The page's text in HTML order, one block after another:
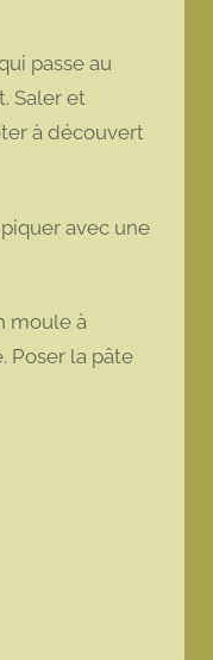
passe au
Saler et
à découvert
avec une
moule à
Poser la pâte